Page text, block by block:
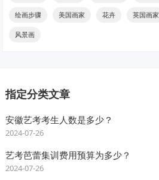
绘画步骤 美国画家 花卉 英国画家
风景画
指定分类文章
安徽艺考考生人数是多少？
2024-07-26
艺考芭蕾集训费用预算为多少？
2024-07-26